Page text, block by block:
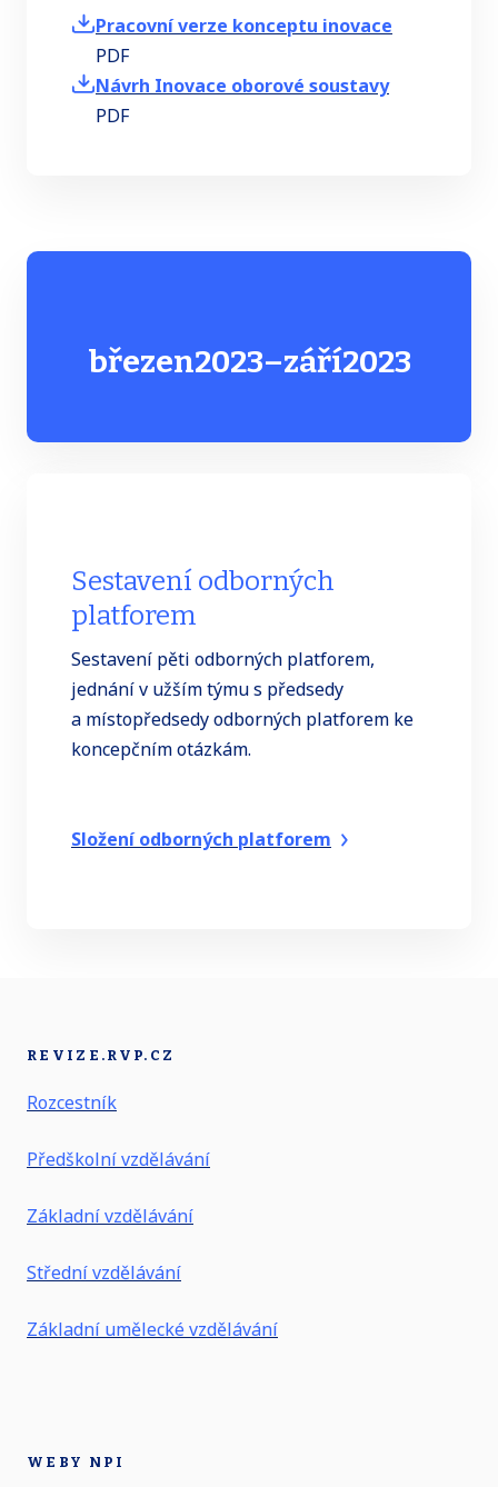
Pracovní verze konceptu inovace
PDF
Návrh Inovace oborové soustavy
PDF
březen2023–září2023
Sestavení odborných
platforem
Sestavení pěti odborných platforem,
jednání v užším týmu s předsedy
a místopředsedy odborných platforem ke
koncepčním otázkám.
Složení odborných platforem
REVIZE.RVP.CZ
Rozcestník
Předškolní vzdělávání
Základní vzdělávání
Střední vzdělávání
Základní umělecké vzdělávání
WEBY NPI